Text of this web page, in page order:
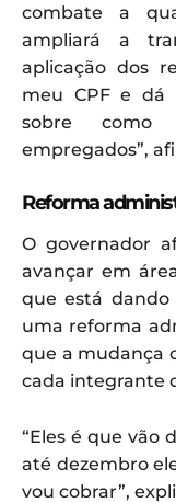
combate a
ampliará a
aplicação dos
meu CPF e dá
sobre como
empregados”,
Reforma
O governador
avançar em
que está dando
uma reforma
que a mudança
cada integrante
“Eles é que vão
até dezembro
vou cobrar”,